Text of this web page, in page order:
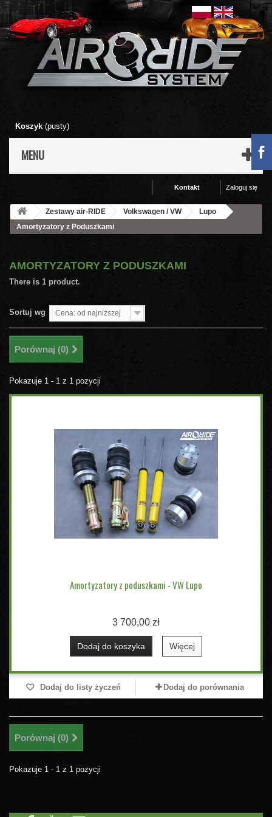
Koszyk (pusty)
MENU
Zaloguj się
Kontakt
Zestawy air-RIDE Volkswagen / VW
Lupo
Amortyzatory z Poduszkami
AMORTYZATORY Z PODUSZKAMI
There is 1 product.
Sortuj wg Cena: od najniższej
Porównaj (0)
Pokazuje 1 - 1 z 1 pozycji
Amortyzatory z poduszkami - VW Lupo
3 700,00 zł
Dodaj do koszyka Więcej
Dodaj do listy życzeń Dodaj do porównania
Porównaj (0)
Pokazuje 1 - 1 z 1 pozycji